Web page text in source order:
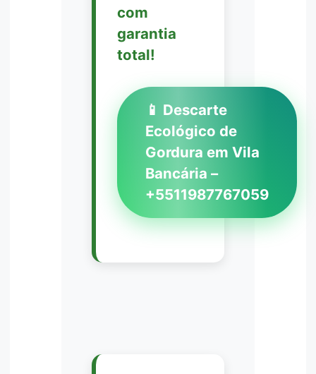
com
garantia
total!
📱 Descarte
Ecológico de
Gordura em Vila
Bancária –
+5511987767059